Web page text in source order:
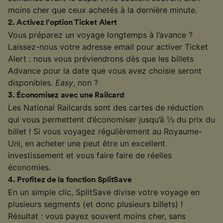
moins cher que ceux achetés à la dernière minute.
2.Activez l’option Ticket Alert
Vous préparez un voyage longtemps à l’avance ?
Laissez-nous votre adresse email pour activer Ticket
Alert : nous vous préviendrons dès que les billets
Advance pour la date que vous avez choisie seront
disponibles. Easy, non ?
3. Économisez avec une Railcard
Les National Railcards sont des cartes de réduction
qui vous permettent d’économiser jusqu’à ⅓ du prix du
billet ! Si vous voyagez régulièrement au Royaume-
Uni, en acheter une peut être un excellent
investissement et vous faire faire de réelles
économies.
4. Profitez de la fonction SplitSave
En un simple clic, SplitSave divise votre voyage en
plusieurs segments (et donc plusieurs billets) !
Résultat : vous payez souvent moins cher, sans